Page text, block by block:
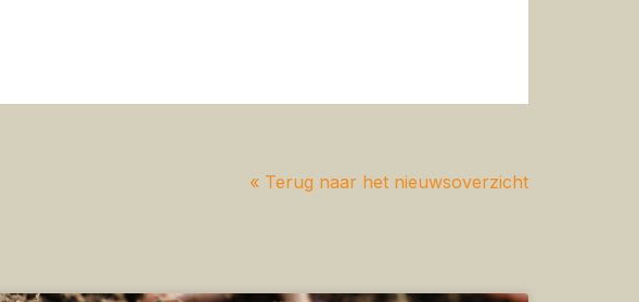
« Terug naar het nieuwsoverzicht